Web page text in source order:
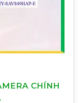
CHÍNH